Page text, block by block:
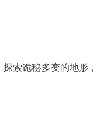
索诡秘多变的地形，